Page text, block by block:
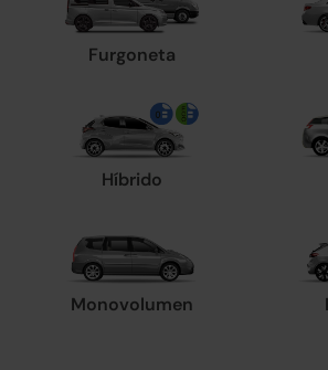
Furgoneta
Híbrido
Monovolumen